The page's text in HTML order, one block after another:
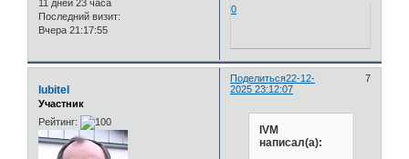
11 дней 23 часа
Последний визит:
Вчера 21:17:55
0
Поделиться 7
22-12-
2025 23:12:07
lubitel
Участник
Рейтинг:
IVM
написал(а):